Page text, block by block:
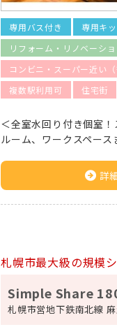
専用バス付き 専用キ
リフォーム・リノベーシ
コンビニ・スーパー近い（
複数駅利用可
住宅街
＜全室水回り付き個室
ルーム、ワークスペー
詳
札幌市最大級の規模
Simple Share
札幌市営地下鉄南北線